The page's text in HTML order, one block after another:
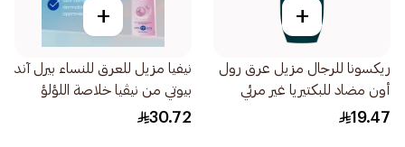
+
ريكسونا للرجال مزيل عرق رول
أون مضاد للبكتيريا غير مرئي
50مل
19.47
+
نيفيا مزيل للعرق للنساء بيرل آند
بيوتي من نيڤيا خلاصة اللؤلؤ
بخاخ 150مل
30.72